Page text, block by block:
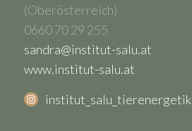
(Oberösterreich)
0660 70 29 255
sandra@institut-salu.at
www.institut-salu.at
institut_salu_tierenergetik